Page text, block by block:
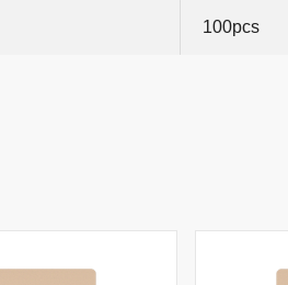
100pcs